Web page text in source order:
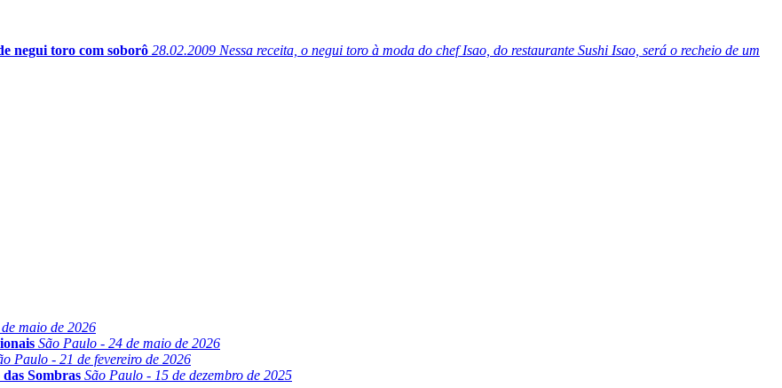
negui toro com soborô 28.02.2009 Nessa receita, o negui toro à moda do chef Isao, do restaurante Sushi Isao, será o recheio de um
maio de 2026
São Paulo - 24 de maio de 2026
Paulo - 21 de fevereiro de 2026
Sombras São Paulo - 15 de dezembro de 2025